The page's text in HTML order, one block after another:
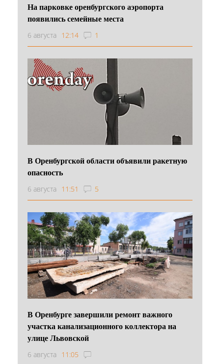
На парковке оренбургского аэропорта
появились семейные места
6 августа 12:14 1
В Оренбургской области объявили ракетную
опасность
6 августа 11:51 5
В Оренбурге завершили ремонт важного
участка канализационного коллектора на
улице Львовской
6 августа 11:05